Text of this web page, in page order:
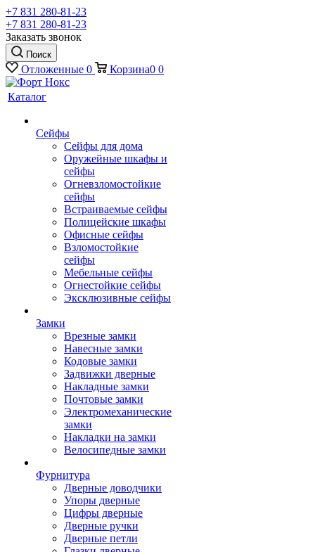
+7 831 280-81-23
+7 831 280-81-23
Заказать звонок
Поиск
Отложенные 0 Корзина0 0
Каталог
Сейфы
Сейфы для дома
Оружейные шкафы и
сейфы
Огневзломостойкие
сейфы
Встраиваемые сейфы
Полицейские шкафы
Офисные сейфы
Взломостойкие
сейфы
Мебельные сейфы
Огнестойкие сейфы
Эксклюзивные сейфы
Замки
Врезные замки
Навесные замки
Кодовые замки
Задвижки дверные
Накладные замки
Почтовые замки
Электромеханические
замки
Накладки на замки
Велосипедные замки
Фурнитура
Дверные доводчики
Упоры дверные
Цифры дверные
Дверные ручки
Дверные петли